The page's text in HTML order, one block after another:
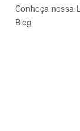
Conheça nossa
Blog